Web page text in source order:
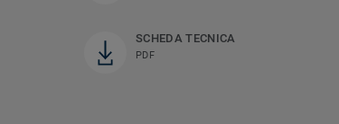
SCHEDA TECNICA
PDF